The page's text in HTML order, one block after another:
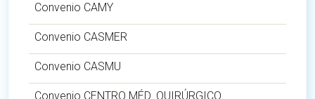
Convenio CAMY
Convenio CASMER
Convenio CASMU
Convenio CENTRO MÉD. QUIRÚRGICO